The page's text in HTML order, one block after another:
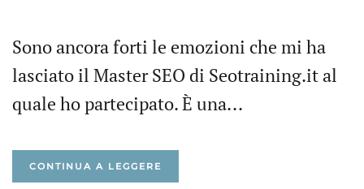
Sono ancora forti le emozioni che mi ha
lasciato il Master SEO di Seotraining.it al
quale ho partecipato. È una...
CONTINUA A LEGGERE